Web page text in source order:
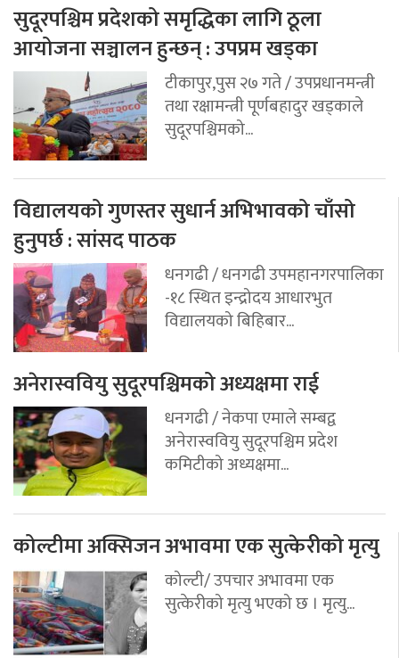
सुदूरपश्चिम प्रदेशको समृद्धिका लागि ठूला
आयोजना सञ्चालन हुन्छन् : उपप्रम खड्का
टीकापुर,पुस २७ गते / उपप्रधानमन्त्री
तथा रक्षामन्त्री पूर्णबहादुर खड्काले
सुदूरपश्चिमको...
विद्यालयको गुणस्तर सुधार्न अभिभावको चाँसो
हुनुपर्छ : सांसद पाठक
धनगढी / धनगढी उपमहानगरपालिका
-१८ स्थित इन्द्रोदय आधारभुत
विद्यालयको बिहिबार...
अनेरास्ववियु सुदूरपश्चिमको अध्यक्षमा राई
धनगढी / नेकपा एमाले सम्बद्व
अनेरास्ववियु सुदूरपश्चिम प्रदेश
कमिटीको अध्यक्षमा...
कोल्टीमा अक्सिजन अभावमा एक सुत्केरीको मृत्यु
कोल्टी/ उपचार अभावमा एक
सुत्केरीको मृत्यु भएको छ । मृत्यु...